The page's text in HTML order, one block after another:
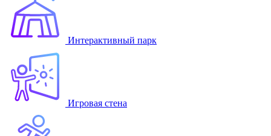
Интерактивный парк
Игровая стена